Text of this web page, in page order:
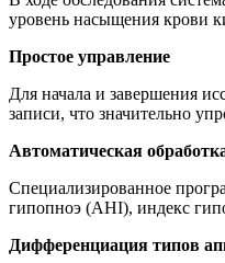
уровень насыщения крови
Простое управление
Для начала и завершения
записи, что значительно
Автоматическая
Специализированное
гипопноэ (AHI), индекс
Дифференциация типов